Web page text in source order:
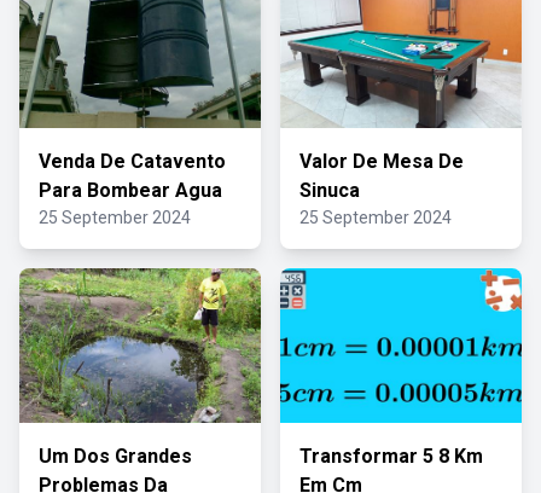
Venda De Catavento
Para Bombear Agua
25 September 2024
Valor De Mesa De
Sinuca
25 September 2024
Um Dos Grandes
Problemas Da
Transformar 5 8 Km
Em Cm